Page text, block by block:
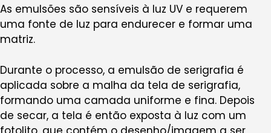
As emulsões são sensíveis à luz UV e requerem
uma fonte de luz para endurecer e formar uma
matriz.
Durante o processo, a emulsão de serigrafia é
aplicada sobre a malha da tela de serigrafia,
formando uma camada uniforme e fina. Depois
de secar, a tela é então exposta à luz com um